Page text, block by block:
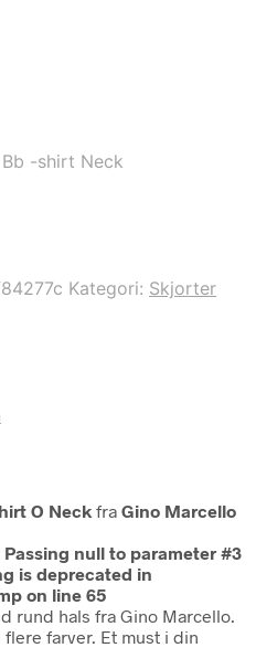
Bb -shirt Neck
Kategori: Skjorter
O Neck fra Gino Marcello
Passing null to parameter #3
is deprecated in
on line 65
rund hals fra Gino Marcello.
farver. Et must i din